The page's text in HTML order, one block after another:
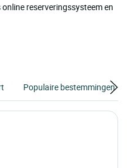
reserveringssysteem en
Populaire bestemmingen